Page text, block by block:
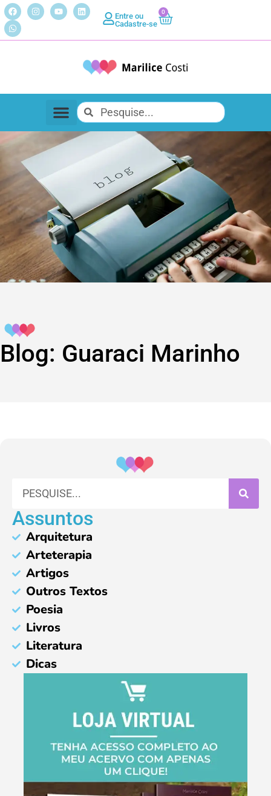
Entre ou
Cadastre-se
0
Blog: Guaraci Marinho
Assuntos
Arquitetura
Arteterapia
Artigos
Outros Textos
Poesia
Livros
Literatura
Dicas